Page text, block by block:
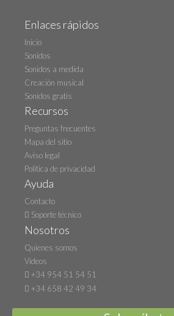
Enlaces rápidos
Inicio
Sonidos
Sonidos a medida
Creación musical
Sonidos gratis
Recursos
Preguntas frecuentes
Mapa del sitio
Aviso legal
Política de privacidad
Ayuda
Contacto
Soporte técnico
Nosotros
Quienes somos
Videos
+34 954 51 54 51
+34 658 42 49 34